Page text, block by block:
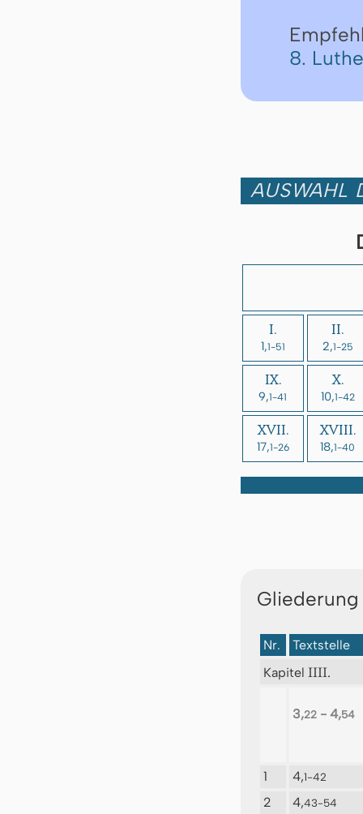
8.
AUSWAHL
I.
1,1-51
II.
2,1-25
IX.
9,1-41
X.
10,1-42
XVII.
17,1-26
XVIII.
18,1-40
Nr.
Textstelle
Kapitel IIII.
3,22- 4,54
1 4,1-42
2 4,43-54